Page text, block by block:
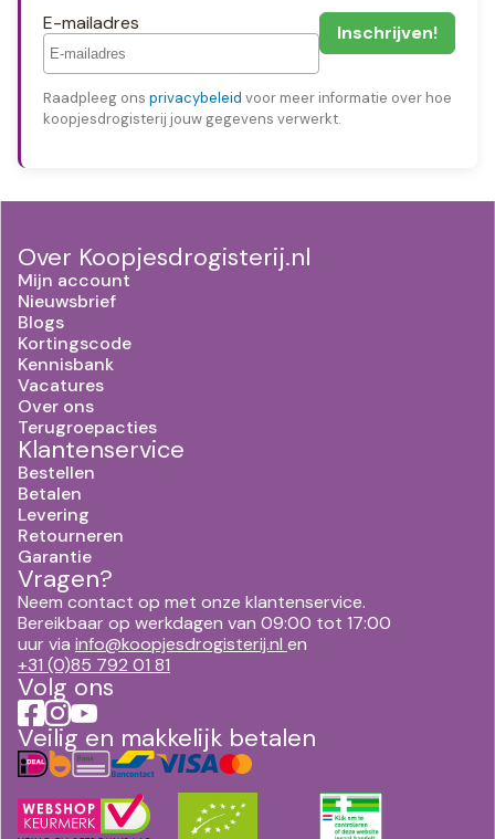
E-mailadres
Raadpleeg ons privacybeleid voor meer informatie over hoe
koopjesdrogisterij jouw gegevens verwerkt.
Over Koopjesdrogisterij.nl
Mijn account
Nieuwsbrief
Blogs
Kortingscode
Kennisbank
Vacatures
Over ons
Terugroepacties
Klantenservice
Bestellen
Betalen
Levering
Retourneren
Garantie
Vragen?
Neem contact op met onze klantenservice.
Bereikbaar op werkdagen van 09:00 tot 17:00
uur via info@koopjesdrogisterij.nl en
+31 (0)85 792 01 81
Volg ons
Veilig en makkelijk betalen